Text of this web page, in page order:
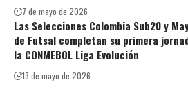
7 de mayo de 2026
Las Selecciones Colombia Sub20 y
de Futsal completan su primera
la CONMEBOL Liga Evolución
13 de mayo de 2026